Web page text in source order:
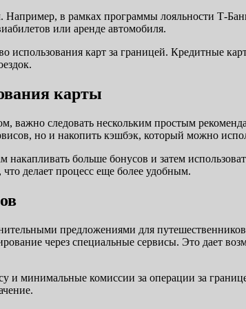
в рамках программы лояльности Т-
или аренде автомобиля.
карт за границей. Кредитные
карты
важно следовать нескольким простым
но и накопить кэшбэк, который можно
накапливать больше бонусов и затем
делает процесс еще более удобным.
предложениями для
через специальные сервисы. Это дает
минимальные комиссии за операции за